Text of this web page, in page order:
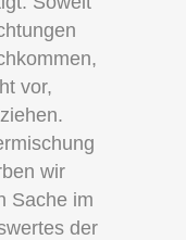
vor,
wir
Sache im
der